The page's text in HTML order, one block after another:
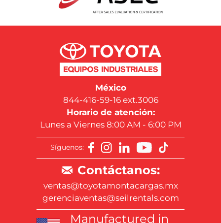
México
844-416-59-16 ext.3006
Horario de atención:
Lunes a Viernes 8:00 AM - 6:00 PM
Síguenos:
Contáctanos:
ventas@toyotamontacargas.mx
gerenciaventas@seilrentals.com
Manufactured in